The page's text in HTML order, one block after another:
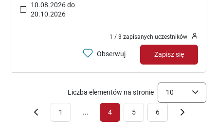
10.08.2026 do
20.10.2026
1 / 3 zapisanych uczestników
Obserwuj Zapisz się
1 ... 4 5 6
Liczba elementów na stronie 10